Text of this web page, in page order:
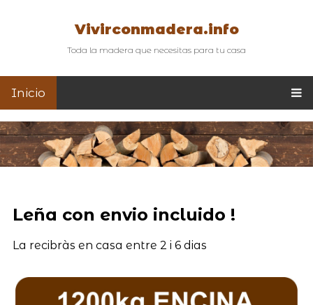
Vivirconmadera.info
Toda la madera que necesitas para tu casa
Inicio
Leña con envio incluido !
La recibràs en casa entre 2 i 6 dias